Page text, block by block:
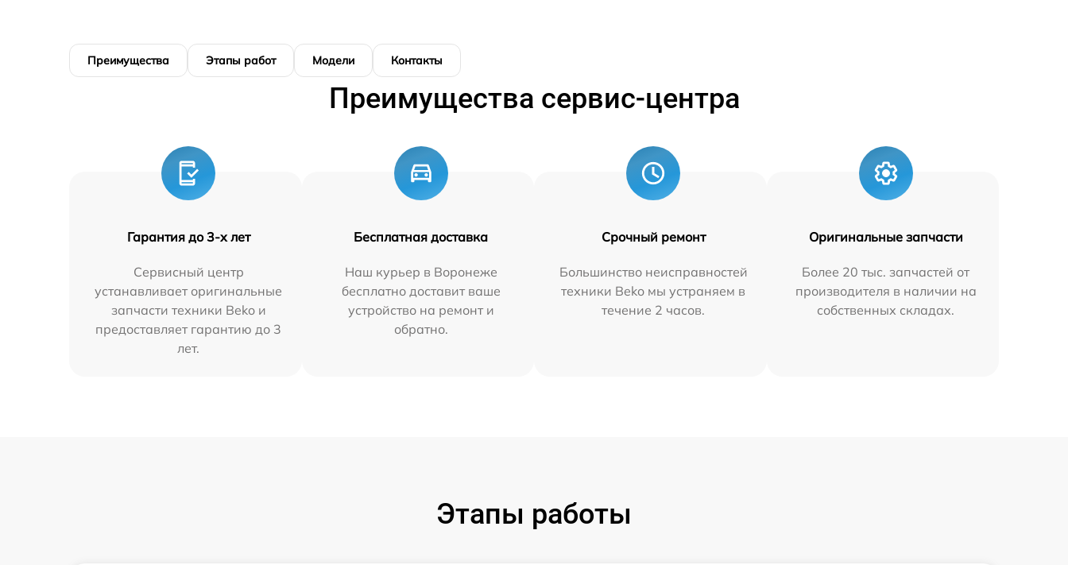
Преимущества Этапы работ Модели Контакты
Преимущества сервис-центра
Гарантия до 3-х лет
Сервисный центр
устанавливает оригинальные
запчасти техники Beko и
предоставляет гарантию до 3
лет.
Бесплатная доставка
Наш курьер в Воронеже
бесплатно доставит ваше
устройство на ремонт и
обратно.
Срочный ремонт
Большинство неисправностей
техники Beko мы устраняем в
течение 2 часов.
Оригинальные запчасти
Более 20 тыс. запчастей от
производителя в наличии на
собственных складах.
Этапы работы